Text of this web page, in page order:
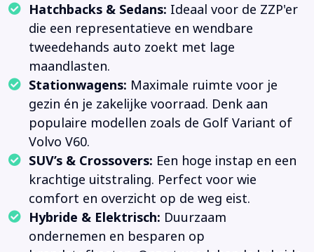
Hatchbacks & Sedans: Ideaal voor de ZZP'er
die een representatieve en wendbare
tweedehands auto zoekt met lage
maandlasten.
Stationwagens: Maximale ruimte voor je
gezin én je zakelijke voorraad. Denk aan
populaire modellen zoals de Golf Variant of
Volvo V60.
SUV’s & Crossovers: Een hoge instap en een
krachtige uitstraling. Perfect voor wie
comfort en overzicht op de weg eist.
Hybride & Elektrisch: Duurzaam
ondernemen en besparen op